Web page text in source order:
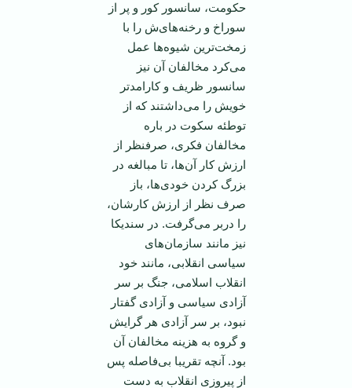
حکومت، سانسور کور و پر از
سوراخ و رخنه‌های‌ش را با
زمخت‌ترین شیوه‌ها عمل
می‌کرد مخالفان آن نیز
سانسور ظریف و کارامد‌تر
خویش را می‌داشتند که از
توطئه سکوت در باره
مخالفان فکری، صرفنظر از
ارزش کار آن‌ها، تا مبالغه در
بزرگ کردن خودی‌ها، باز
صرف نظر از ارزش کارشان،
را دربر می‌گرفت. در سندیکا
نیز مانند سازمان‌های
سیاسی انقلابی، مانند خود
انقلاب اسلامی، جنگ بر سر
آزادی سیاسی و آزادی گفتار
نبود، بر سر آزادی هر گرایش
و گروه به هزینه مخالفان آن
بود. آنچه تقریبا بی‌فاصله پس
از پیروزی انقلاب به دست